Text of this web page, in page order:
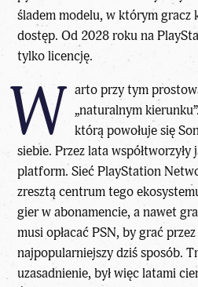
śladem modelu, w którym gracz
dostęp. Od 2028 roku na
tylko licencję.
W arto przy tym
„naturalnym
którą powołuje się
siebie. Przez lata współtworzyły
platform. Sieć PlayStation
zresztą centrum tego
gier w abonamencie, a nawet
musi opłacać PSN, by grać
najpopularniejszy dziś sposób.
uzasadnienie, był więc latami